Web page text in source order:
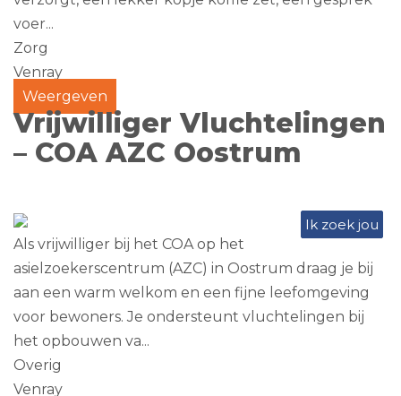
voer...
Zorg
Venray
Weergeven
Vrijwilliger Vluchtelingen
– COA AZC Oostrum
Ik zoek jou
Als vrijwilliger bij het COA op het
asielzoekerscentrum (AZC) in Oostrum draag je bij
aan een warm welkom en een fijne leefomgeving
voor bewoners. Je ondersteunt vluchtelingen bij
het opbouwen va...
Overig
Venray